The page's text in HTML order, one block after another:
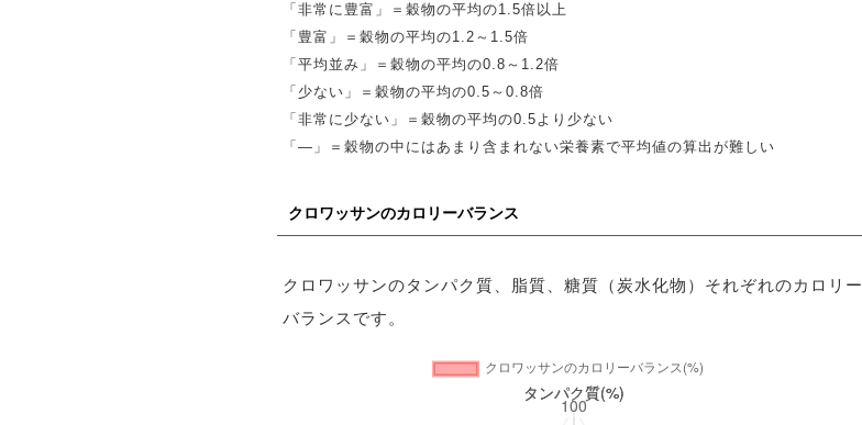
「非常に豊富」＝穀物の平均の1.5倍以上
「豊富」＝穀物の平均の1.2～1.5倍
「平均並み」＝穀物の平均の0.8～1.2倍
「少ない」＝穀物の平均の0.5～0.8倍
「非常に少ない」＝穀物の平均の0.5より少ない
「―」＝穀物の中にはあまり含まれない栄養素で平均値の算出が難しい
クロワッサンのカロリーバランス
クロワッサンのタンパク質、脂質、糖質（炭水化物）それぞれのカロリー
バランスです。